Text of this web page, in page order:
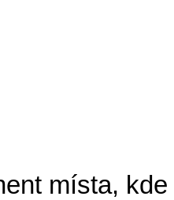
místa,